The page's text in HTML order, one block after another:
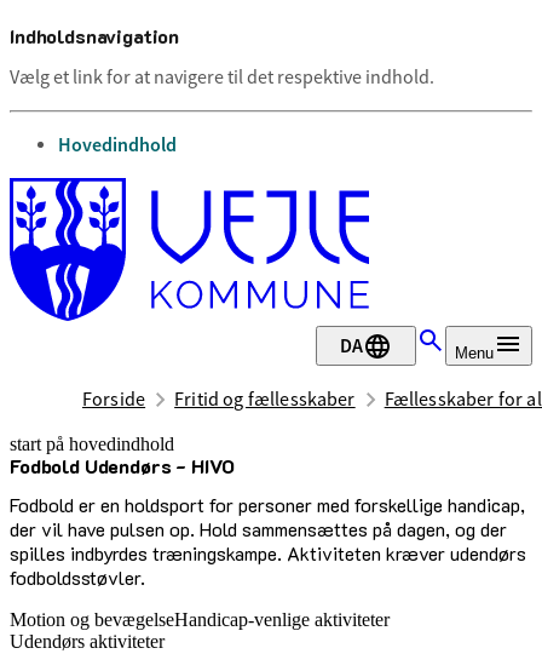
Indholdsnavigation
Vælg et link for at navigere til det respektive indhold.
gå til
Hovedindhold
DA Menu
Forside Fritid og fællesskaber Fællesskaber for
start på hovedindhold
Fodbold Udendørs - HIVO
Fodbold er en holdsport for personer med forskellige handicap,
der vil have pulsen op. Hold sammensættes på dagen, og der
spilles indbyrdes træningskampe. Aktiviteten kræver udendørs
fodboldsstøvler.
senest opdateret 12. maj 2026
Motion og bevægelseHandicap-venlige aktiviteter
Udendørs aktiviteter